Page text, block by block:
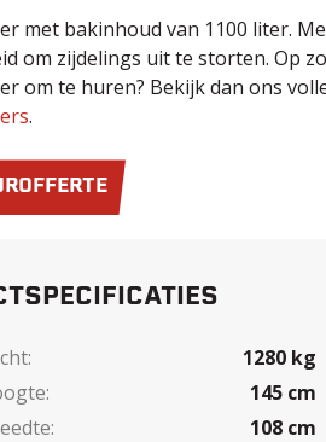
met bakinhoud van 1100 liter.
om zijdelings uit te storten. Op
om te huren? Bekijk dan ons
.
1280 kg
145 cm
108 cm